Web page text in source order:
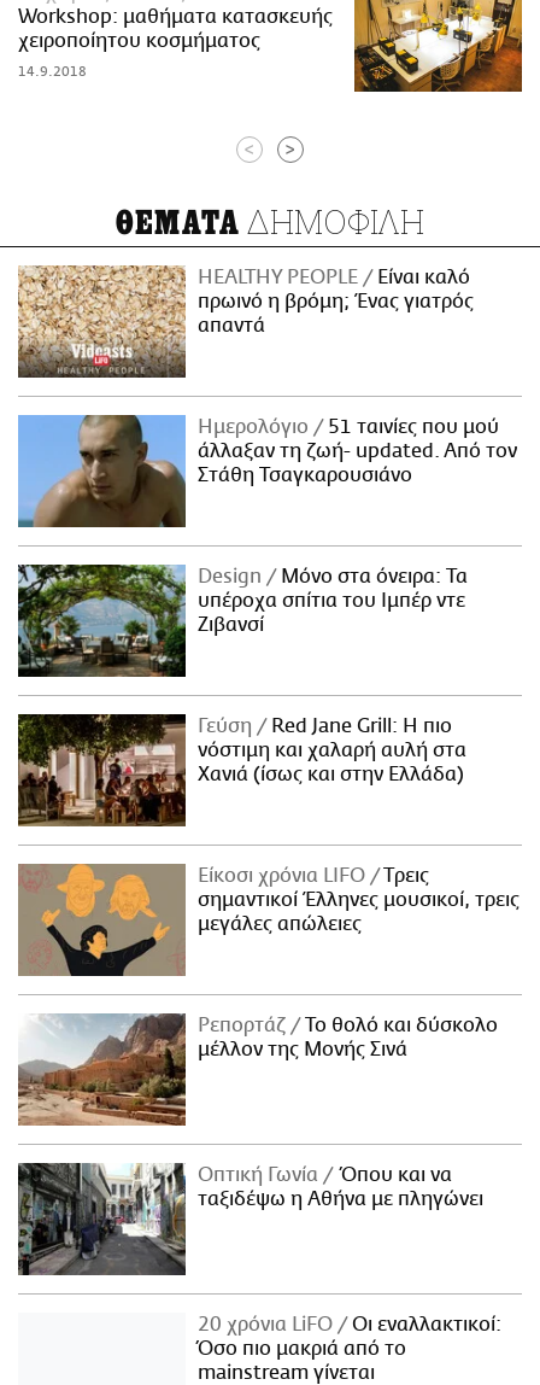
Workshop: μαθήματα κατασκευής
χειροποίητου κοσμήματος
14.9.2018
< >
ΘΕΜΑΤΑ ΔΗΜΟΦΙΛΗ
HEALTHY PEOPLE
Είναι καλό
πρωινό η βρόμη; Ένας γιατρός
απαντά
Ημερολόγιο
51 ταινίες που μού
άλλαξαν τη ζωή- updated. Aπό τον
Στάθη Τσαγκαρουσιάνο
Design
Μόνο στα όνειρα: Τα
υπέροχα σπίτια του Ιμπέρ ντε
Ζιβανσί
Γεύση
Red Jane Grill: Η πιο
νόστιμη και χαλαρή αυλή στα
Χανιά (ίσως και στην Ελλάδα)
Είκοσι χρόνια LIFO
Tρεις
σημαντικοί Έλληνες μουσικοί, τρεις
μεγάλες απώλειες
Ρεπορτάζ
Το θολό και δύσκολο
μέλλον της Μονής Σινά
Οπτική Γωνία
Όπου και να
ταξιδέψω η Αθήνα με πληγώνει
20 χρόνια LiFO
Οι εναλλακτικοί:
Όσο πιο μακριά από το
mainstream γίνεται